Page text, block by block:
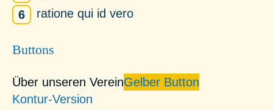
ratione qui id vero
Buttons
Über unseren VereinGelber Button
Kontur-Version